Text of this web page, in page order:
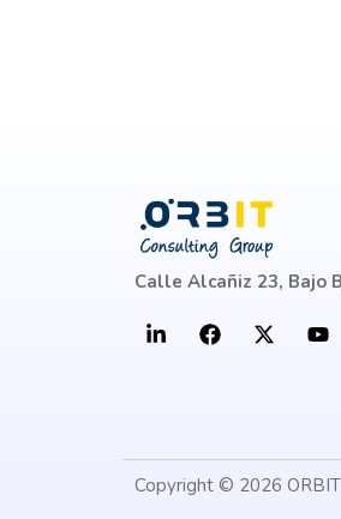
Calle Alcañiz 23, Bajo
Copyright © 2026